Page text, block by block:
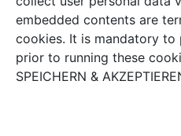
embedded contents are
cookies. It is mandatory to
prior to running these
SPEICHERN &